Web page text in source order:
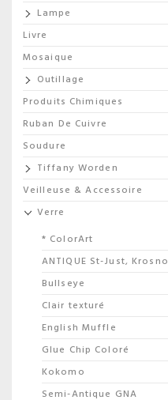
Lampe
Livre
Mosaique
Outillage
Produits Chimiques
Ruban De Cuivre
Soudure
Tiffany Worden
Veilleuse & Accessoire
Verre
* ColorArt
ANTIQUE St-Just, Krosno
Bullseye
Clair texturé
English Muffle
Glue Chip Coloré
Kokomo
Semi-Antique GNA